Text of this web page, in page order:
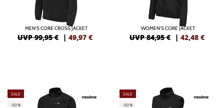
MEN'S CORE CROSS JACKET
UVP 99,95 € | 49,97 €
WOMEN'S CORE JACKET
UVP 84,95 € | 42,48 €
SALE
-50%
SALE
-50%